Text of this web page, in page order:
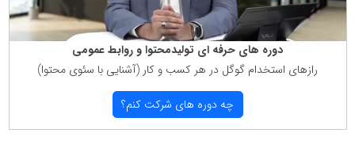
دوره های حرفه ای تولیدمحتوا و روابط عمومی
رازهای استخدام گوگل در هر كسب و كار (آشنایی با سئوی محتوا)
چه دوره های شركت كنم؟